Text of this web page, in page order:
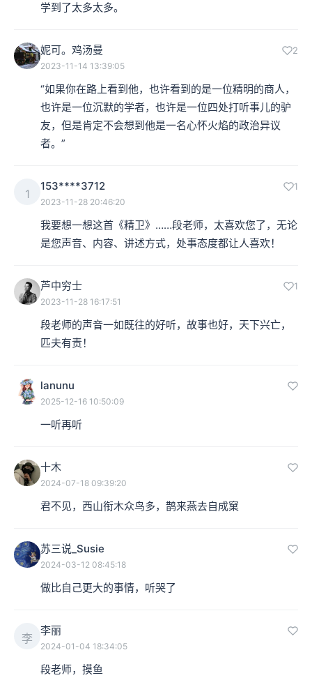
学到了太多太多。
妮可。鸡汤曼 2
2023-11-14 13:39:05
“如果你在路上看到他，也许看到的是一位精明的商人，
也许是一位沉默的学者，也许是一位四处打听事儿的驴
友，但是肯定不会想到他是一名心怀火焰的政治异议
者。”
1
153****3712 1
2023-11-28 20:46:20
我要想一想这首《精卫》……段老师，太喜欢您了，无论
是您声音、内容、讲述方式，处事态度都让人喜欢！
芦中穷士 1
2023-11-28 16:17:51
段老师的声音一如既往的好听，故事也好，天下兴亡，
匹夫有责！
lanunu
2025-12-16 10:50:09
一听再听
十木
2024-07-18 09:39:20
君不见，西山衔木众鸟多，鹊来燕去自成窠
苏三说_Susie
2024-03-12 08:45:18
做比自己更大的事情，听哭了
李
李丽
2024-01-04 18:34:05
段老师，摸鱼